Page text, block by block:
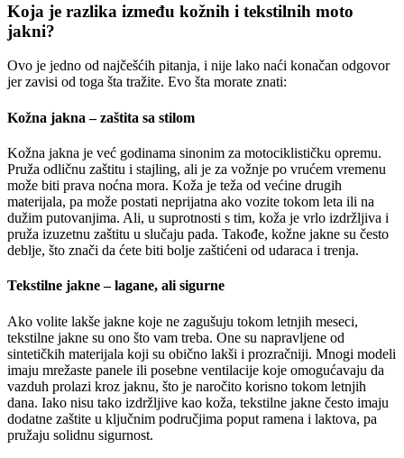
Koja je razlika između kožnih i tekstilnih moto
jakni?
Ovo je jedno od najčešćih pitanja, i nije lako naći konačan odgovor
jer zavisi od toga šta tražite. Evo šta morate znati:
Kožna jakna – zaštita sa stilom
Kožna jakna je već godinama sinonim za motociklističku opremu.
Pruža odličnu zaštitu i stajling, ali je za vožnje po vrućem vremenu
može biti prava noćna mora. Koža je teža od većine drugih
materijala, pa može postati neprijatna ako vozite tokom leta ili na
dužim putovanjima. Ali, u suprotnosti s tim, koža je vrlo izdržljiva i
pruža izuzetnu zaštitu u slučaju pada. Takođe, kožne jakne su često
deblje, što znači da ćete biti bolje zaštićeni od udaraca i trenja.
Tekstilne jakne – lagane, ali sigurne
Ako volite lakše jakne koje ne zagušuju tokom letnjih meseci,
tekstilne jakne su ono što vam treba. One su napravljene od
sintetičkih materijala koji su obično lakši i prozračniji. Mnogi modeli
imaju mrežaste panele ili posebne ventilacije koje omogućavaju da
vazduh prolazi kroz jaknu, što je naročito korisno tokom letnjih
dana. Iako nisu tako izdržljive kao koža, tekstilne jakne često imaju
dodatne zaštite u ključnim područjima poput ramena i laktova, pa
pružaju solidnu sigurnost.